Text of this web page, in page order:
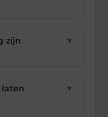
zijn
▼
▼